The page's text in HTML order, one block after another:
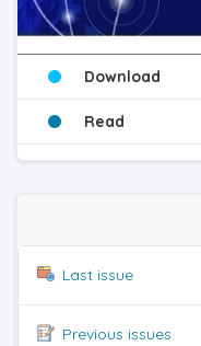
Download
Read
Last issue
Previous issues